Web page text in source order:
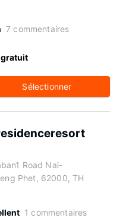
7 commentaires
Sélectionner
Road Nai-
Phet, 62000, TH
1 commentaires